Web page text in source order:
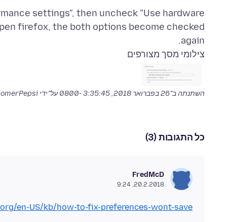
settings", then uncheck "Use hardware
firefox, the both options become checked
again.
צילומי מסך מצורפים
השתנתה ב־26 בפברואר 2018, 3:35:45 -0800 על־ידי HomerPepsi
כל התגובות (3)
FredMcD
20.2.2018, 9:24
en-US/kb/how-to-fix-preferences-wont-save